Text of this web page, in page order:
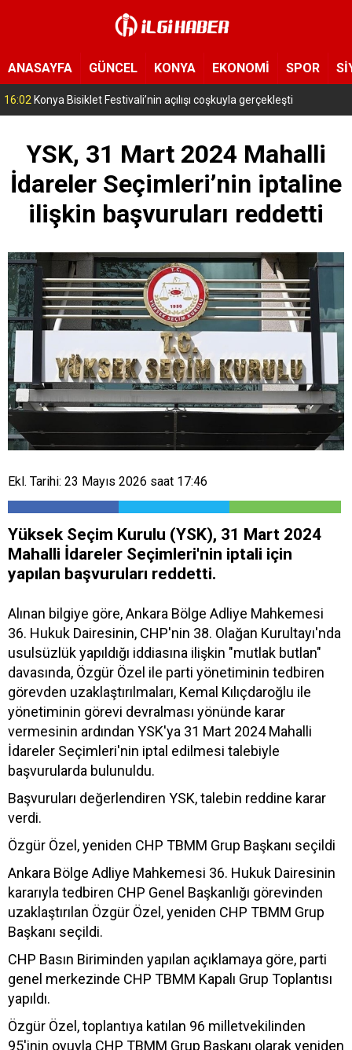
ANASAYFA GÜNCEL KONYA EKONOMİ SPOR
15:11 Konya’da zabıta ve polis sahada! Toplu taşıma araçları tek tek denetleniyor
YSK, 31 Mart 2024 Mahalli
İdareler Seçimleri’nin iptaline
ilişkin başvuruları reddetti
Ekl. Tarihi: 23 Mayıs 2026 saat 17:46
Yüksek Seçim Kurulu (YSK), 31 Mart 2024
Mahalli İdareler Seçimleri'nin iptali için
yapılan başvuruları reddetti.
Alınan bilgiye göre, Ankara Bölge Adliye Mahkemesi
36. Hukuk Dairesinin, CHP'nin 38. Olağan Kurultayı'nda
usulsüzlük yapıldığı iddiasına ilişkin "mutlak butlan"
davasında, Özgür Özel ile parti yönetiminin tedbiren
görevden uzaklaştırılmaları, Kemal Kılıçdaroğlu ile
yönetiminin görevi devralması yönünde karar
vermesinin ardından YSK'ya 31 Mart 2024 Mahalli
İdareler Seçimleri'nin iptal edilmesi talebiyle
başvurularda bulunuldu.
Başvuruları değerlendiren YSK, talebin reddine karar
verdi.
Özgür Özel, yeniden CHP TBMM Grup Başkanı seçildi
Ankara Bölge Adliye Mahkemesi 36. Hukuk Dairesinin
kararıyla tedbiren CHP Genel Başkanlığı görevinden
uzaklaştırılan Özgür Özel, yeniden CHP TBMM Grup
Başkanı seçildi.
CHP Basın Biriminden yapılan açıklamaya göre, parti
genel merkezinde CHP TBMM Kapalı Grup Toplantısı
yapıldı.
Özgür Özel, toplantıya katılan 96 milletvekilinden
95'inin oyuyla CHP TBMM Grup Başkanı olarak yeniden